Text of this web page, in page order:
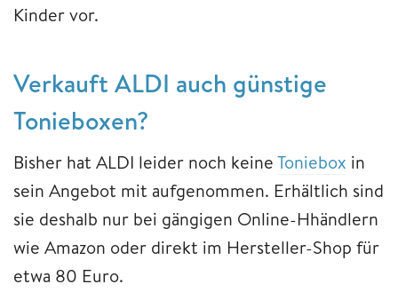
Kinder vor.
Verkauft ALDI auch günstige
Tonieboxen?
Bisher hat ALDI leider noch keineToniebox in
sein Angebot mit aufgenommen. Erhältlich sind
sie deshalb nur bei gängigen Online-Hhändlern
wie Amazon oder direkt im Hersteller-Shop für
etwa 80 Euro.